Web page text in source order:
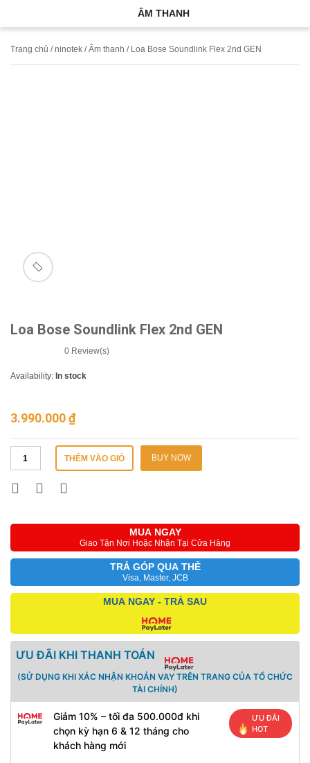
ÂM THANH
Trang chủ /ninotek /Âm thanh / Loa Bose Soundlink Flex 2nd GEN
🔍
Loa Bose Soundlink Flex 2nd GEN
0 Review(s)
Availability: In stock
3.990.000₫
THÊM VÀO GIỎ BUY NOW
MUA NGAY
Giao Tận Nơi Hoặc Nhận Tại Cửa Hàng
TRẢ GÓP QUA THẺ
Visa, Master, JCB
MUA NGAY - TRẢ SAU
ƯU ĐÃI KHI THANH TOÁN
(SỬ DỤNG KHI XÁC NHẬN KHOẢN VAY TRÊN TRANG CỦA TỔ CHỨC
TÀI CHÍNH)
Giảm 10% – tối đa 500.000đ khi
chọn kỳ hạn 6 & 12 tháng cho
khách hàng mới
ƯU ĐÃI
HOT